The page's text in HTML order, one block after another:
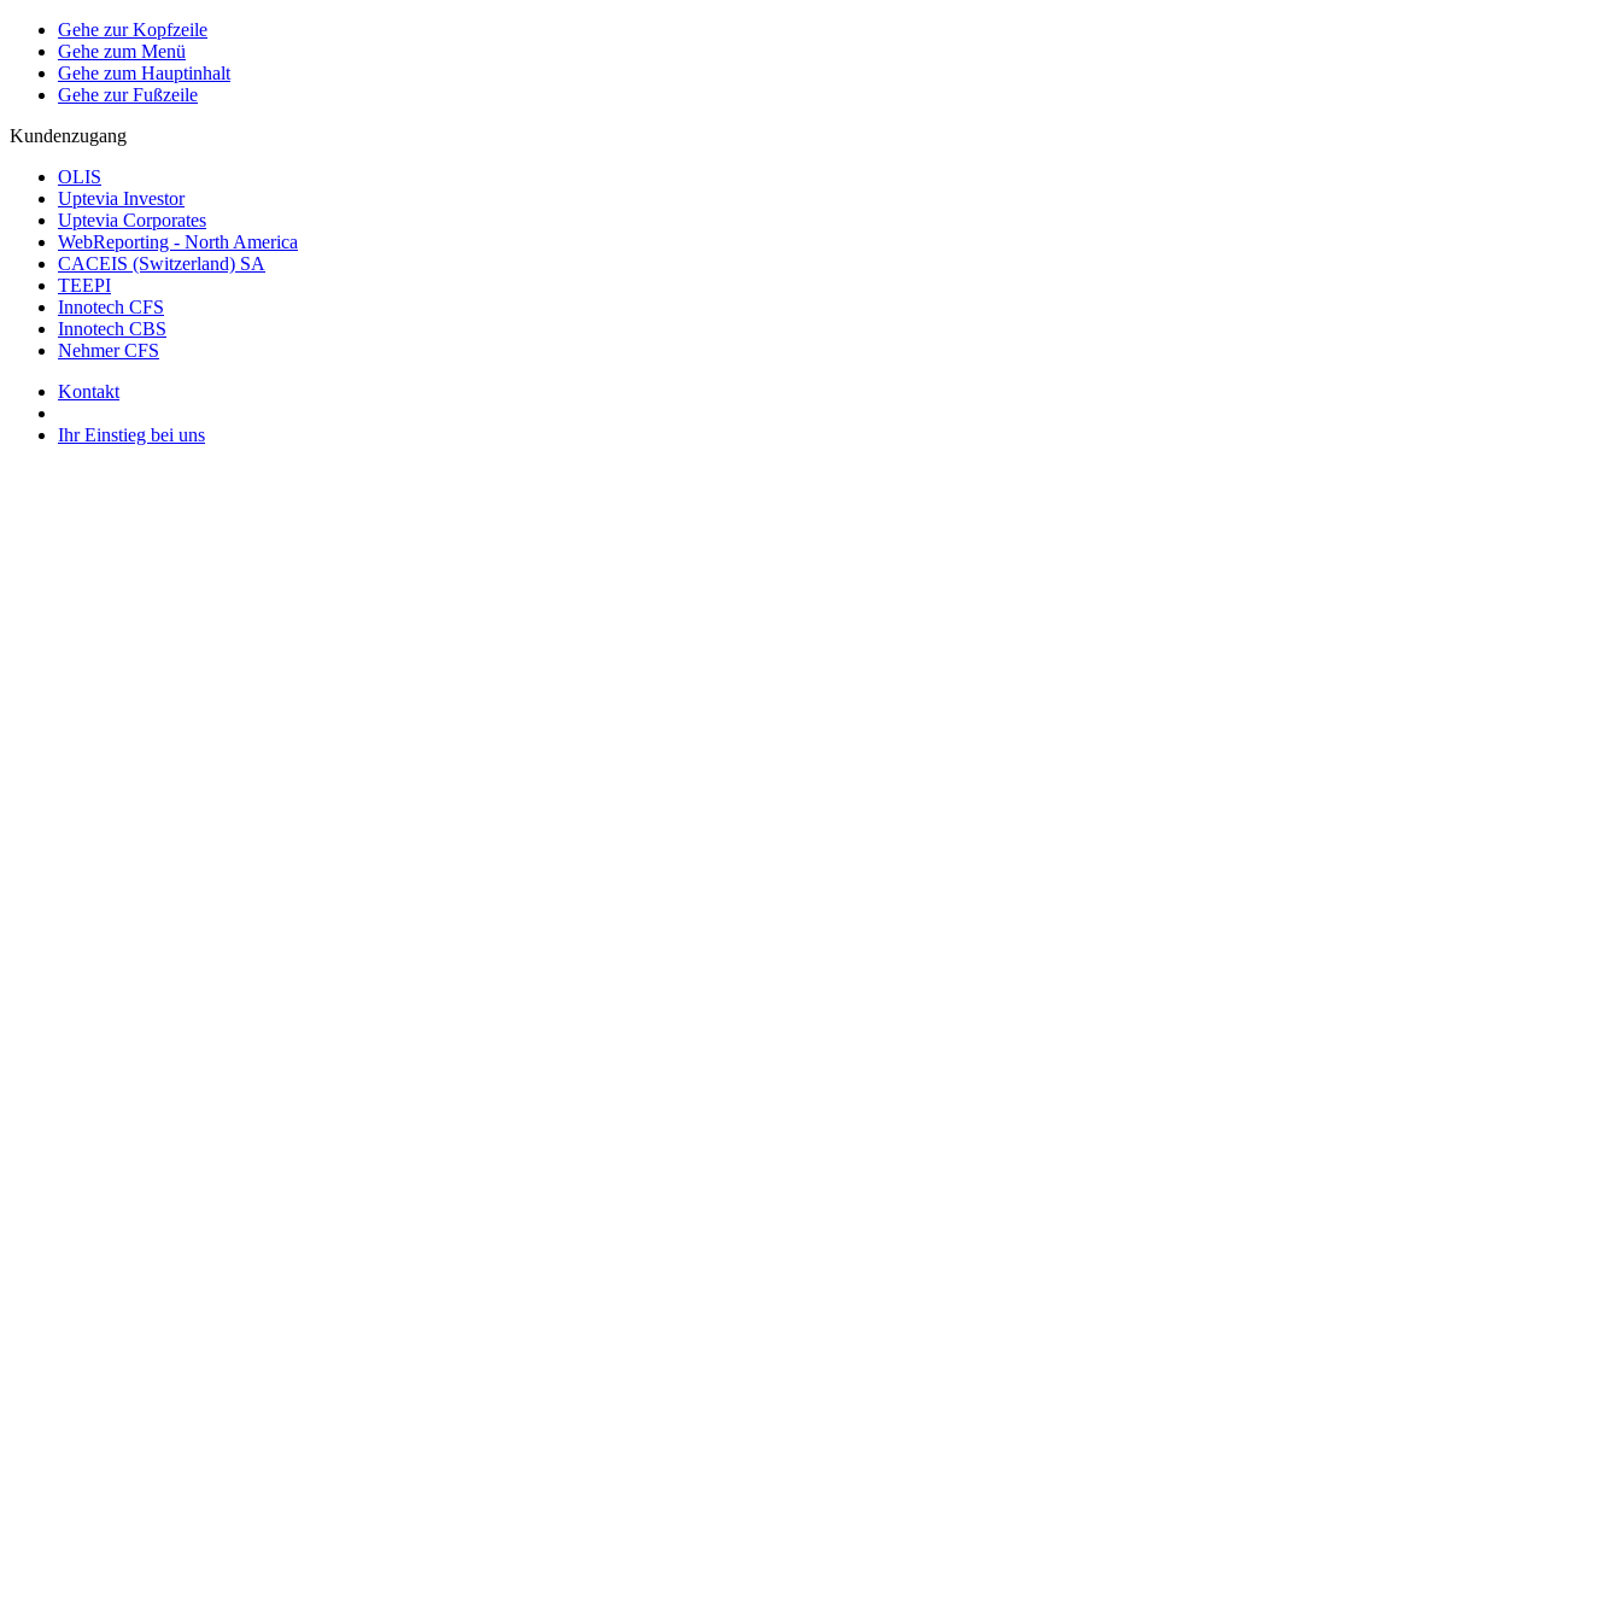
Gehe zur Kopfzeile
Gehe zum Menü
Gehe zum Hauptinhalt
Gehe zur Fußzeile
Kundenzugang
OLIS
Uptevia Investor
Uptevia Corporates
WebReporting - North America
CACEIS (Switzerland) SA
TEEPI
Innotech CFS
Innotech CBS
Nehmer CFS
Kontakt
Ihr Einstieg bei uns